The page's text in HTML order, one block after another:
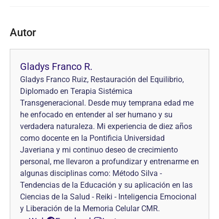
Autor
Gladys Franco R.
Gladys Franco Ruiz, Restauración del Equilibrio,
Diplomado en Terapia Sistémica
Transgeneracional. Desde muy temprana edad me
he enfocado en entender al ser humano y su
verdadera naturaleza. Mi experiencia de diez años
como docente en la Pontificia Universidad
Javeriana y mi continuo deseo de crecimiento
personal, me llevaron a profundizar y entrenarme en
algunas disciplinas como: Método Silva -
Tendencias de la Educación y su aplicación en las
Ciencias de la Salud - Reiki - Inteligencia Emocional
y Liberación de la Memoria Celular CMR.